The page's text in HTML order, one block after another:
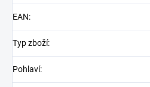
EAN:
Typ zboží:
Pohlaví: